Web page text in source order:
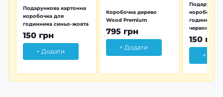
Подарункова картонна
коробочка для
годинника синьо-жовта
150 грн
+ Додати
Коробочка дерево
Wood Premium
795 грн
+ Додати
коробочка
годинника
червона
150 грн
+